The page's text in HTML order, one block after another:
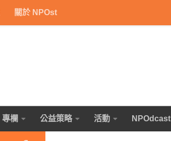
關於 NPOst
專欄 公益策略 活動 NPOdcast